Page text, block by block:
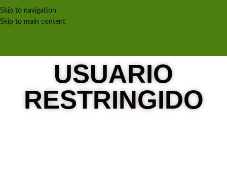
Skip to navigation
Skip to main content
USUARIO
RESTRINGIDO